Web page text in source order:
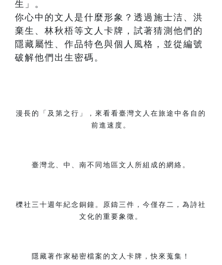
生」。
你心中的文人是什麼形象？透過施士洁、洪
棄生、林秋梧等文人卡牌，試著猜測他們的
隱藏屬性、作品特色與個人風格，並從編號
破解他們出生密碼。
漫長的「及第之行」，來看看臺灣文人在旅途中各自的
前進速度。
臺灣北、中、南不同地區文人所組成的網絡。
櫟社三十週年紀念銅鐘。原鑄三件，今僅存二，為詩社
文化的重要象徵。
隱藏著作家秘密檔案的文人卡牌，快來蒐集！